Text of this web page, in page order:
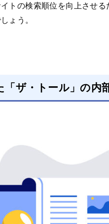
トの検索順位を向上させ
ょう。
「ザ・トール」の内